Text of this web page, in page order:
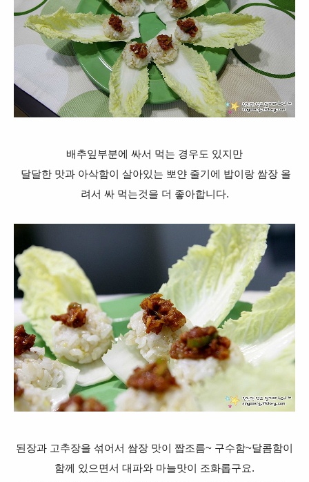
배추잎부분에 싸서 먹는 경우도 있지만
달달한 맛과 아삭함이 살아있는 뽀얀 줄기에 밥이랑 쌈장 올
려서 싸 먹는것을 더 좋아합니다.
된장과 고추장을 섞어서 쌈장 맛이 짭조름~ 구수함~달콤함이
함께 있으면서 대파와 마늘맛이 조화롭구요.